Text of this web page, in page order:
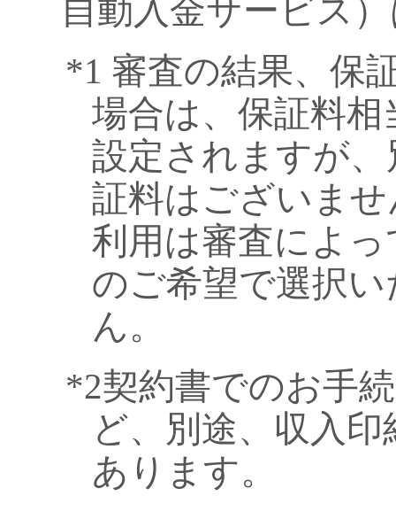
自動入金サービス
*1 審査の結果、保
場合は、保証料
設定されますが
証料はございま
利用は審査によ
のご希望で選択
ん。
*2契約書でのお手
ど、別途、収入
あります。